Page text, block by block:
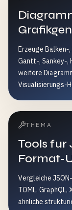
Erzeuge Balken-
Gantt-, Sankey-,
weitere
Visualisierungs-
THEMA
Tools fur
Format-
Vergleiche
TOML, GraphQL,
ahnliche